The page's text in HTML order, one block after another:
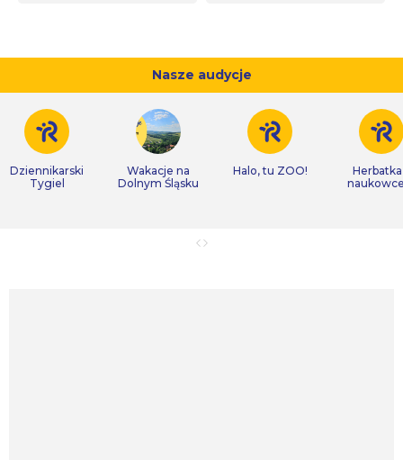
Nasze audycje
Dziennikarski
Tygiel
Wakacje na
Dolnym Śląsku
Halo, tu ZOO!